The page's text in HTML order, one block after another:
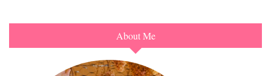
About Me